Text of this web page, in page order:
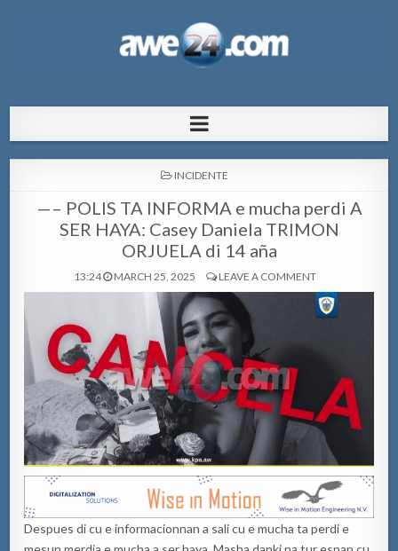
pa Aruba
POSTED
INCIDENTE
—– POLIS TA INFORMA e mucha perdi A
SER HAYA: Casey Daniela TRIMON
ORJUELA di 14 aña
13:24 MARCH 25, 2025 LEAVE A COMMENT
Despues di cu e informacionnan a sali cu e mucha ta perdi e